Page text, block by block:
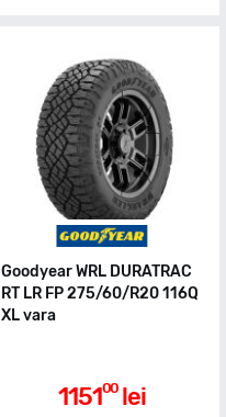
Goodyear WRL DURATRAC
RT LR FP 275/60/R20 116Q
XL vara
115100 lei